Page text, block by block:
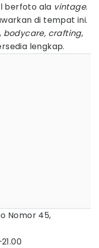
berfoto ala vintage.
di tempat ini.
bodycare, crafting,
lengkap.
Nomor 45,